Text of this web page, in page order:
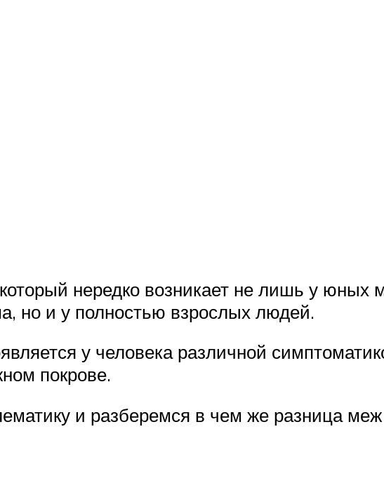
нередко возникает не лишь у
но и у полностью взрослых людей.
у человека различной
покрове.
и разберемся в чем же разница